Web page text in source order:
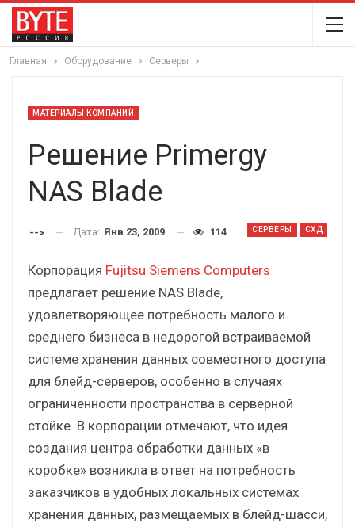
Главная Оборудование Серверы
МАТЕРИАЛЫ КОМПАНИЙ
Решение Primergy
NAS Blade
СЕРВЕРЫ СХД
--> Дата: Янв 23, 2009 114
Корпорация Fujitsu Siemens Computers
предлагает решение NAS Blade,
удовлетворяющее потребность малого и
среднего бизнеса в недорогой встраиваемой
системе хранения данных совместного доступа
для блейд-серверов, особенно в случаях
ограниченности пространства в серверной
стойке. В корпорации отмечают, что идея
создания центра обработки данных «в
коробке» возникла в ответ на потребность
заказчиков в удобных локальных системах
хранения данных, размещаемых в блейд-шасси,